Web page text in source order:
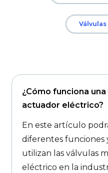
¿Cómo funciona
actuador eléctrico?
En este artículo
diferentes funciones
utilizan las válvulas
eléctrico en la